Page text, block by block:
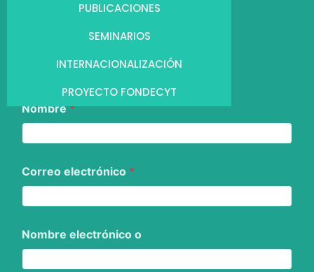
PUBLICACIONES
SEMINARIOS
INTERNACIONALIZACIÓN
PROYECTO FONDECYT
Nombre*
Correo electrónico *
Nombre electrónico o